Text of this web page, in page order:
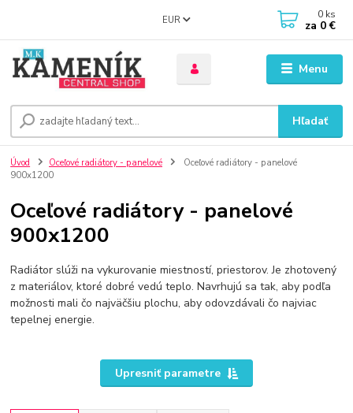
Menu
EUR
Hľadať
0 ks
za 0 €
Úvod Oceľové radiátory - panelové
Oceľové radiátory - panelové
900x1200
Oceľové radiátory - panelové
900x1200
Radiátor slúži na vykurovanie miestností, priestorov. Je zhotovený
z materiálov, ktoré dobré vedú teplo. Navrhujú sa tak, aby podľa
možnosti mali čo najväčšiu plochu, aby odovzdávali čo najviac
tepelnej energie.
Upresniť parametre